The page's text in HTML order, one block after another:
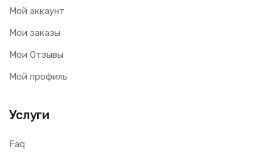
Мой аккаунт
Мои заказы
Мои Отзывы
Мой профиль
Услуги
Faq